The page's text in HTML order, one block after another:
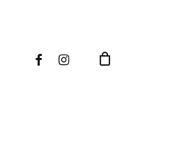
FACEBOOKINSTAGRAM